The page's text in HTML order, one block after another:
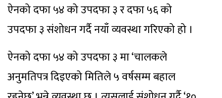
ऐनको दफा ५४ को उपदफा ३ र दफा ५६ को
उपदफा ३ संशोधन गर्दै नयाँ व्यवस्था गरिएको हो ।
ऐनको दफा ५४ को उपदफा ३ मा ‘चालकले
अनुमतिपत्र दिइएको मितिले ५ वर्षसम्म बहाल